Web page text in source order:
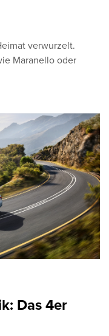
verwurzelt.
Maranello oder
Das 4er